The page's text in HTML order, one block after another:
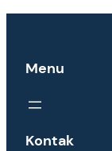
Menu
Kontak